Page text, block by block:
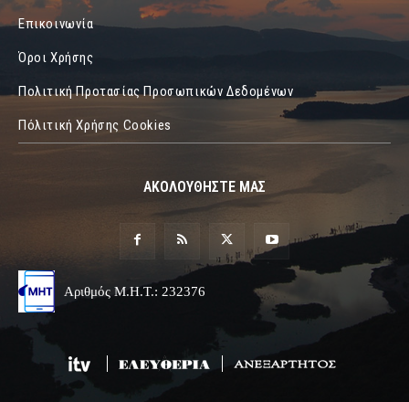
Επικοινωνία
Όροι Χρήσης
Πολιτική Προτασίας Προσωπικών Δεδομένων
Πόλιτική Χρήσης Cookies
ΑΚΟΛΟΥΘΗΣΤΕ ΜΑΣ
Αριθμός Μ.Η.Τ.: 232376